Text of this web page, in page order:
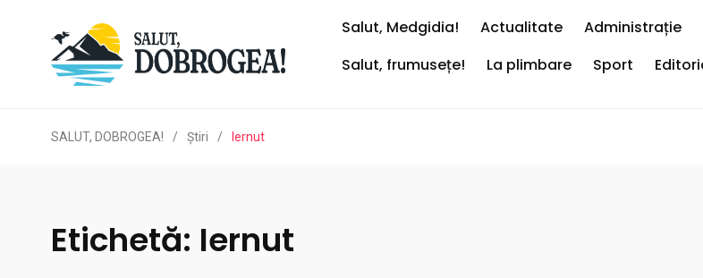
Salut, Medgidia! Actualitate Administrație
Salut, frumusețe!
La plimbare Sport
SALUT, DOBROGEA! / Ştiri / Iernut
Etichetă: Iernut